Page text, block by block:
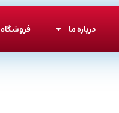
درباره ما فروشگاه